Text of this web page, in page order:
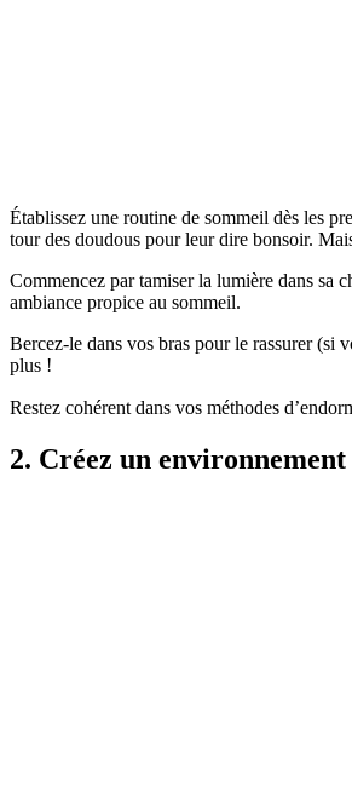
Établissez une routine de sommeil dès les
tour des doudous pour leur dire bonsoir.
Commencez par tamiser la lumière dans sa
ambiance propice au sommeil.
Bercez-le dans vos bras pour le rassurer (si
plus !
Restez cohérent dans vos méthodes
2. Créez un